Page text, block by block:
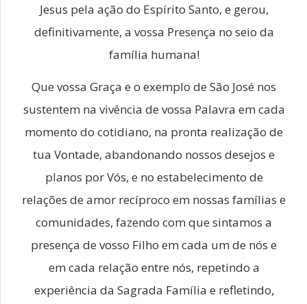
Jesus pela ação do Espírito Santo, e gerou,
definitivamente, a vossa Presença no seio da
família humana!
Que vossa Graça e o exemplo de São José nos
sustentem na vivência de vossa Palavra em cada
momento do cotidiano, na pronta realização de
tua Vontade, abandonando nossos desejos e
planos por Vós, e no estabelecimento de
relações de amor recíproco em nossas famílias e
comunidades, fazendo com que sintamos a
presença de vosso Filho em cada um de nós e
em cada relação entre nós, repetindo a
experiência da Sagrada Família e refletindo,